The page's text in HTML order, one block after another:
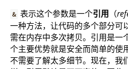
& 表示这个参数是一个引用 （
一种方法，让代码的多个部分可
需在内存中多次拷贝。引用是一
个主要优势就是安全而简单的使
不需要了解太多细节。现在，我